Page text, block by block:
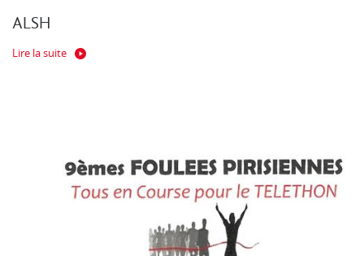
ALSH
Lire la suite